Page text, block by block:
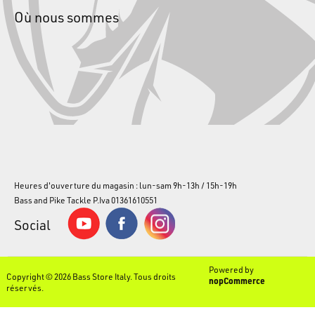
Où nous sommes
Heures d'ouverture du magasin : lun-sam 9h-13h / 15h-19h
Bass and Pike Tackle P.Iva 01361610551
Social
Copyright © 2026 Bass Store Italy. Tous droits
réservés.
Powered by
nopCommerce